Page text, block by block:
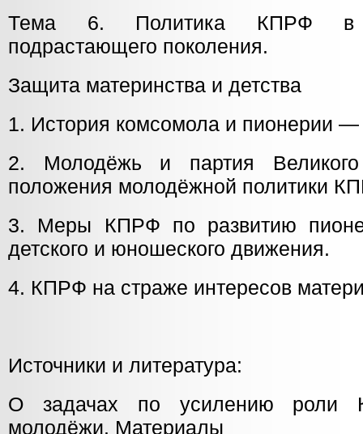
Тема 6. Политика КПРФ в
подрастающего поколения.
Защита материнства и детства
1. История комсомола и пионерии —
2. Молодёжь и партия
положения молодёжной политики
3. Меры КПРФ по развитию
детского и юношеского движения.
4. КПРФ на страже интересов
Источники и литература:
О задачах по усилению роли
молодёжи. Материалы